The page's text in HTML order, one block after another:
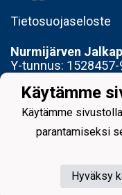
Tietosuojaseloste
Nurmijärven
Y-tunnus: 1528457-
01800 Klaukkala
Toimisto avoinna
Käytämme
Käytämme
parantamiseksi
Hyväksy